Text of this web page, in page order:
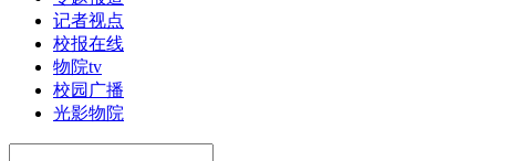
记者视点
校报在线
物院tv
校园广播
光影物院